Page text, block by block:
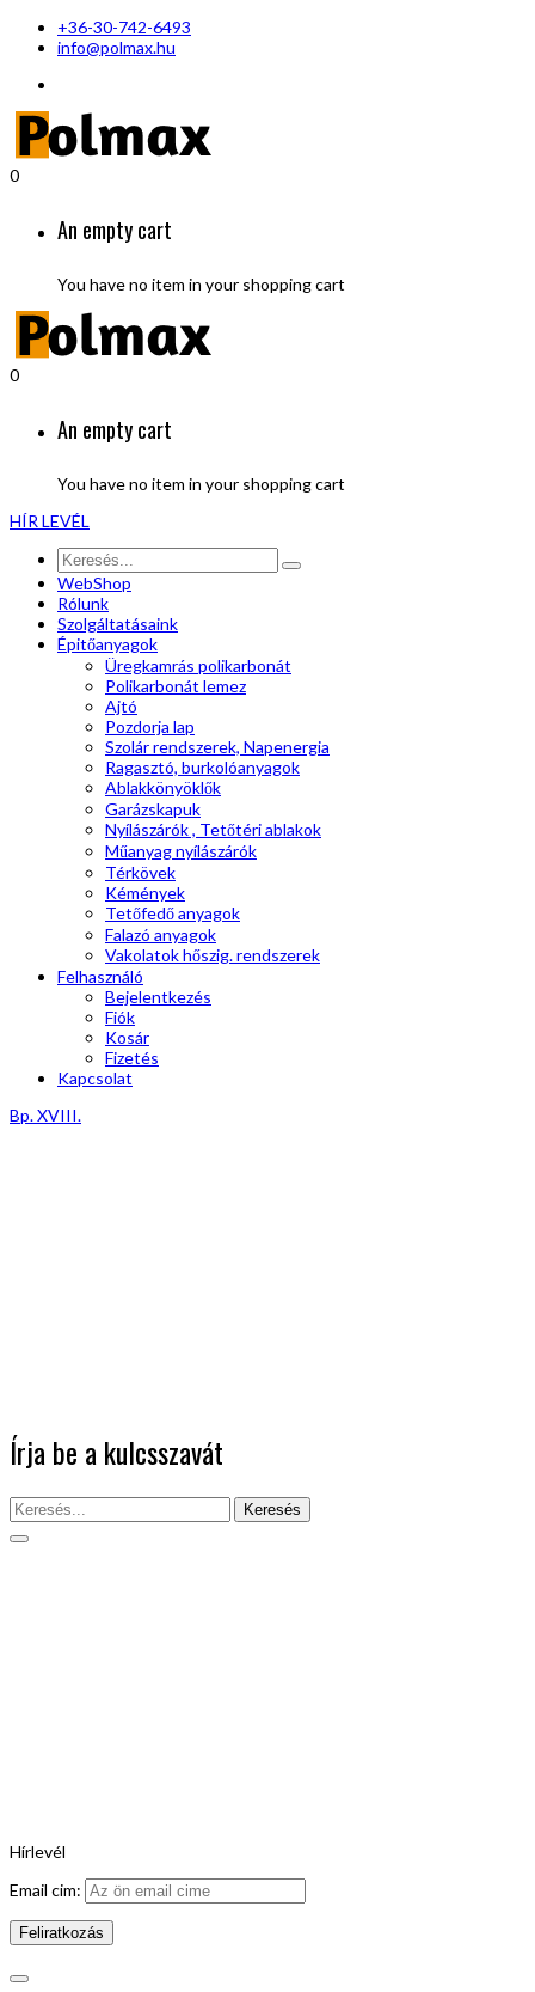
+36-30-742-6493
info@polmax.hu
0
An empty cart
You have no item in your shopping cart
0
An empty cart
You have no item in your shopping cart
HÍR LEVÉL
WebShop
Rólunk
Szolgáltatásaink
Épitőanyagok
Üregkamrás polikarbonát
Polikarbonát lemez
Ajtó
Pozdorja lap
Szolár rendszerek, Napenergia
Ragasztó, burkolóanyagok
Ablakkönyöklők
Garázskapuk
Nyílászárók , Tetőtéri ablakok
Műanyag nyílászárók
Térkövek
Kémények
Tetőfedő anyagok
Falazó anyagok
Vakolatok hőszig. rendszerek
Felhasználó
Bejelentkezés
Fiók
Kosár
Fizetés
Kapcsolat
Bp. XVIII.
Írja be a kulcsszavát
Keresés
Hírlevél
Email cim: